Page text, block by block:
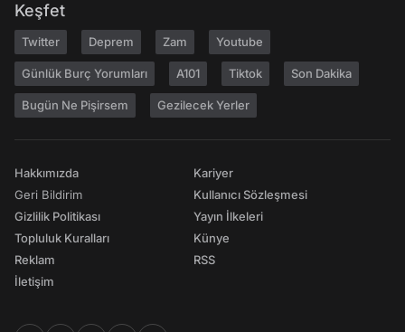
Keşfet
Twitter Deprem Zam Youtube
Günlük Burç Yorumları A101 Tiktok Son Dakika
Bugün Ne Pişirsem Gezilecek Yerler
Hakkımızda
Geri Bildirim
Gizlilik Politikası
Topluluk Kuralları
Reklam
İletişim
Kariyer
Kullanıcı Sözleşmesi
Yayın İlkeleri
Künye
RSS